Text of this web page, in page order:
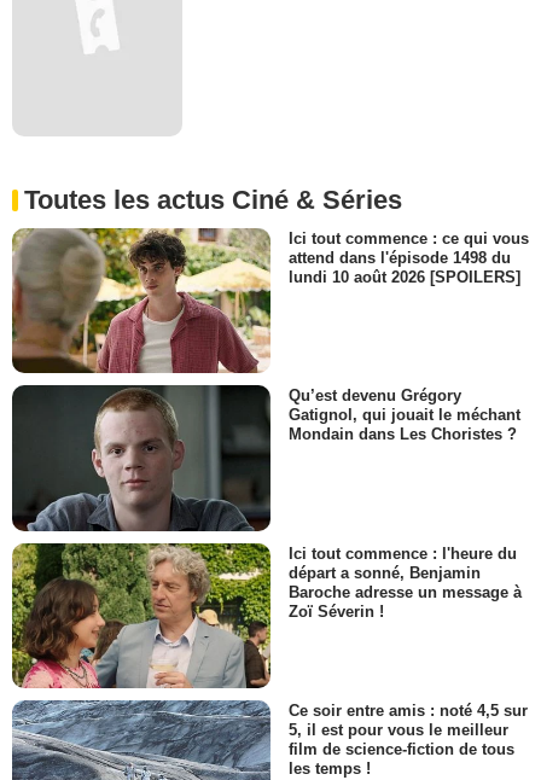
Toutes les actus Ciné & Séries
Ici tout commence : ce qui vous
attend dans l'épisode 1498 du
lundi 10 août 2026 [SPOILERS]
Qu’est devenu Grégory
Gatignol, qui jouait le méchant
Mondain dans Les Choristes ?
Ici tout commence : l'heure du
départ a sonné, Benjamin
Baroche adresse un message à
Zoï Séverin !
Ce soir entre amis : noté 4,5 sur
5, il est pour vous le meilleur
film de science-fiction de tous
les temps !